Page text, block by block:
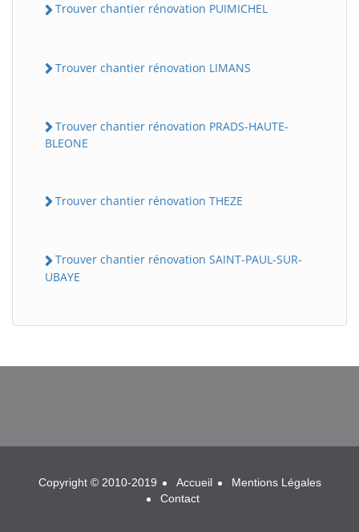
Trouver chantier rénovation PUIMICHEL
Trouver chantier rénovation LIMANS
Trouver chantier rénovation PRADS-HAUTE-
BLEONE
Trouver chantier rénovation THEZE
Trouver chantier rénovation SAINT-PAUL-SUR-
UBAYE
B BatiWebPro
Copyright © 2010-2019 Accueil
Mentions Légales
Contact